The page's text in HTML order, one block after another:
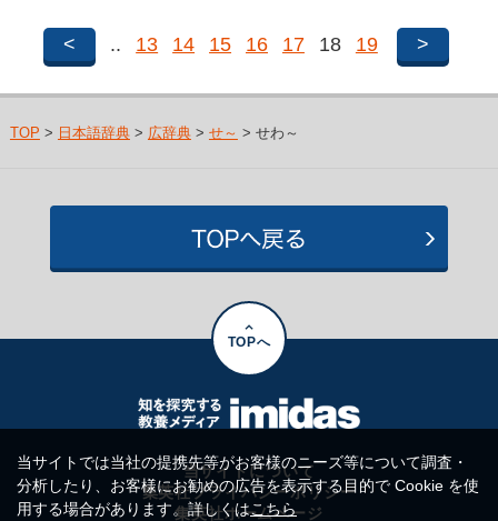
< .. 13 14 15 16 17 18 19 >
TOP > 日本語辞典> 広辞典> せ～ > せわ～
TOPへ
当サイトについて
集英社プライバシーポリシー
集英社ホームページ
当サイトでは当社の提携先等がお客様のニーズ等について調査・
分析したり、お客様にお勧めの広告を表示する目的で Cookie を使
用する場合があります。詳しくはこちら